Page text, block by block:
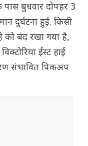
बुधवार दोपहर 3
दुर्घटना हुई. किसी
को बंद रखा गया है,
ईस्ट हाई
संभावित पिकअप